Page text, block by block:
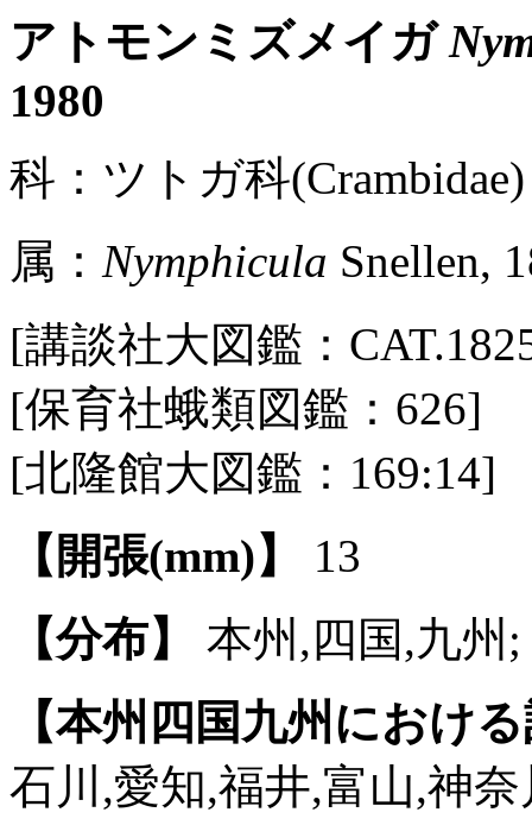
アトモンミズメイガ
1980
科：ツトガ科
属： Nymphicula Snellen,
[講談社大図鑑：
[保育社蛾類図鑑：626]
[北隆館大図鑑：169:14]
【開張(mm)】
13
【分布】
本州,四国,九州;
【本州四国九州におけ
石川,愛知,福井,富山,神